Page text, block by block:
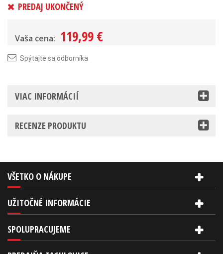
PREDAJ UKONČENÝ
Vaša cena: 119,99 €
Spýtajte sa odborníka
VIAC INFORMÁCIÍ
RECENZE PRODUKTU
VŠETKO O NÁKUPE
UŽITOČNÉ INFORMÁCIE
SPOLUPRACUJEME